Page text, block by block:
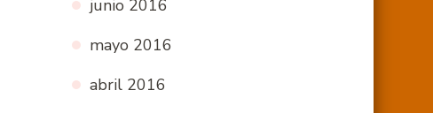
junio 2016
mayo 2016
abril 2016